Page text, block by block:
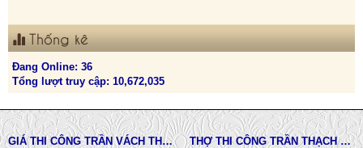
Thống kê
Đang Online: 36
Tổng lượt truy cập: 10,672,035
GIÁ THI CÔNG TRẦN VÁCH THẠCH CAO TẠI TPHCM THỢ THI CÔNG TRẦN THẠCH CAO ĐẸP TẠI TPHCM